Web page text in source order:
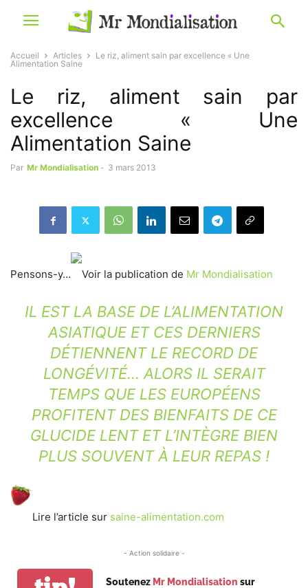
Accueil Articles
Le riz, aliment sain par excellence « Une
Alimentation Saine
Le riz, aliment sain par
excellence « Une
Alimentation Saine
Par Mr Mondialisation - 3 mars 2013
Pensons-y… Voir la publication de Mr Mondialisation
IL EST LA BASE DE L’ALIMENTATION
ASIATIQUE ET CES DERNIERS
DÉTIENNENT LE RECORD DE
LONGÉVITÉ… ALORS IL SERAIT
TEMPS QUE LES EUROPÉENS
PROFITENT DES BIENFAITS DE CE
GLUCIDE LENT ET L’INTÈGRE BIEN
PLUS SOUVENT À LEUR REPAS !
Lire l’article sur saine-alimentation.com
- Action solidaire -
Soutenez Mr Mondialisation sur